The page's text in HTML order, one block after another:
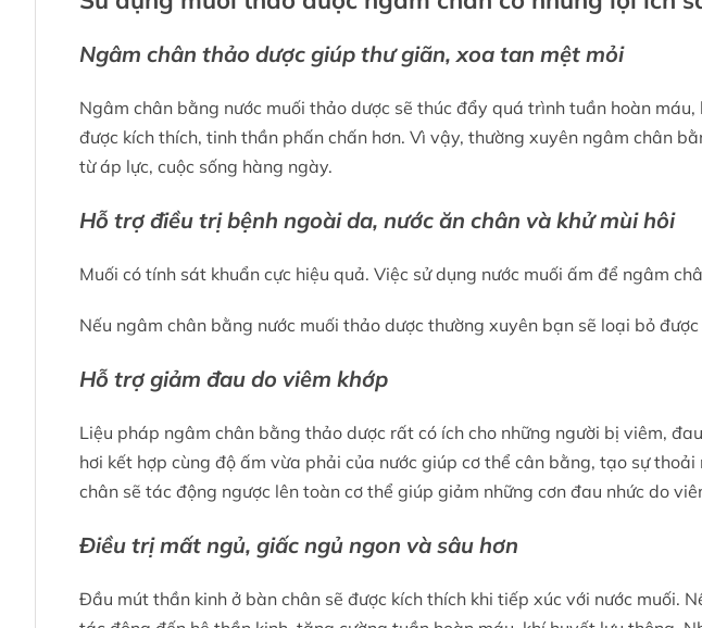
Ngâm chân thảo dược giúp thư giãn, xoa tan mệt mỏi
Ngâm chân bằng nước muối thảo dược sẽ thúc đẩy quá trình tuần hoàn
được kích thích, tinh thần phấn chấn hơn. Vì vậy, thường xuyên ngâm chân
từ áp lực, cuộc sống hàng ngày.
Hỗ trợ điều trị bệnh ngoài da, nước ăn chân và khử mùi hôi
Muối có tính sát khuẩn cực hiệu quả. Việc sử dụng nước muối ấm để ngâm
Nếu ngâm chân bằng nước muối thảo dược thường xuyên bạn sẽ loại bỏ
Hỗ trợ giảm đau do viêm khớp
Liệu pháp ngâm chân bằng thảo dược rất có ích cho những người bị viêm,
hơi kết hợp cùng độ ấm vừa phải của nước giúp cơ thể cân bằng, tạo sự
chân sẽ tác động ngược lên toàn cơ thể giúp giảm những cơn đau nhức do
Điều trị mất ngủ, giấc ngủ ngon và sâu hơn
Đầu mút thần kinh ở bàn chân sẽ được kích thích khi tiếp xúc với nước muối.